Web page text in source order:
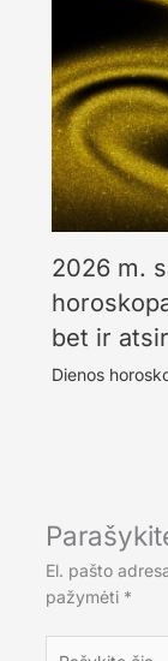
2026 m.
bet ir
Dienos
El. pašto
pažymėti *